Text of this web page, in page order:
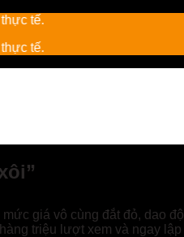
giá vô cùng đắt đỏ, dao
triệu lượt xem và ngay